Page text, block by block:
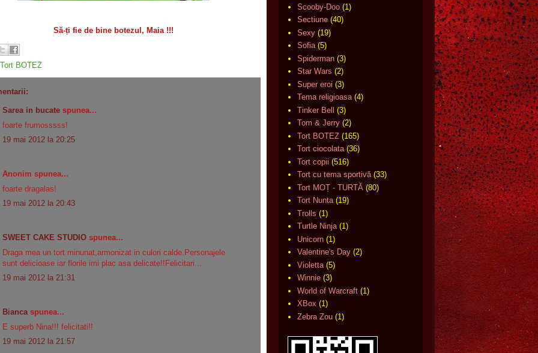
Să-ți fie de bine botezul, Maia !!!
Tort BOTEZ
Sarea in bucate spunea...
foarte frumosssss!
19 mai 2012 la 20:25
Anonim spunea...
foarte dragalas!
19 mai 2012 la 20:43
SWEET CAKE STUDIO spunea...
Draga mea un tort minunat,armonizat in culori calde.Personajele
sunt delicioase iar florile imi plac asa delicate!!Felicitari...
19 mai 2012 la 21:31
Biancaspunea...
E superb Nina!!! felicitati!!
19 mai 2012 la 21:57
Scooby-Doo (1)
Sectiune (40)
Sexy (19)
Sofia (5)
Spiderman (3)
Star Wars (2)
Super eroi (3)
Tema religioasa (4)
Tinker Bell
(3)
Tom & Jerry (2)
Tort BOTEZ (165)
Tort ciocolata (36)
Tort copii (516)
Tort cu tema sportivă (33)
Tort MOȚ - TURTĂ (80)
Tort Nunta (19)
Trolls (1)
Turtle Ninja (1)
Unicorn (1)
Valentine's Day (2)
Violetta (5)
Winnie (3)
World of Warcraft (1)
XBox (1)
Zebra Zou (1)